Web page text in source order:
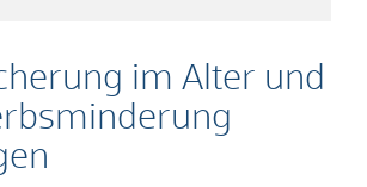
im Alter und